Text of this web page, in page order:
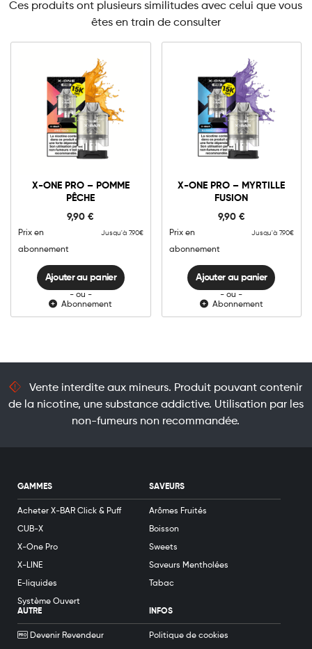
Ces produits ont plusieurs similitudes avec celui que vous
êtes en train de consulter
X-ONE PRO – POMME
PÊCHE
9,90€
Prix en
abonnement
Jusqu'à 7.90€
10mg 20mg
ONE
-
Pêche
quantité
Ajouter au panier
Ajouter au panier
- ou -
Abonnement
X-ONE PRO – MYRTILLE
FUSION
9,90 €
Prix en
abonnement
Jusqu'à 7.90€
10mg 20mg
ONE
-
Fusion
quantité
Ajouter au panier
Ajouter au panier
- ou -
Abonnement
Vente interdite aux mineurs. Produit pouvant contenir
de la nicotine, une substance addictive. Utilisation par les
non-fumeurs non recommandée.
GAMMES
Acheter X-BAR Click & Puff
CUB-X
X-One Pro
X-LINE
E-liquides
Système Ouvert
SAVEURS
Arômes Fruités
Boisson
Sweets
Saveurs Mentholées
Tabac
AUTRE
Devenir Revendeur
INFOS
Politique de cookies